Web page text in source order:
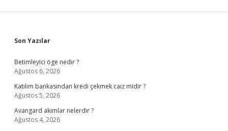
Sidebar
Son Yazılar
Betimleyici öge nedir ?
Ağustos 6, 2026
Katılım bankasından kredi çekmek caiz midir ?
Ağustos 5, 2026
Avangard akımlar nelerdir ?
Ağustos 4, 2026